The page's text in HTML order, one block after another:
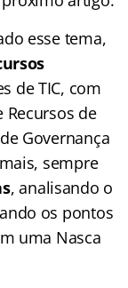
esse tema,
de TIC, com
Recursos de
Governança
sempre
, analisando o
os pontos
uma Nasca